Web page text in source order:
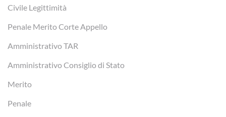
Civile Legittimità
Penale Merito Corte Appello
Amministrativo TAR
Amministrativo Consiglio di Stato
Merito
Penale